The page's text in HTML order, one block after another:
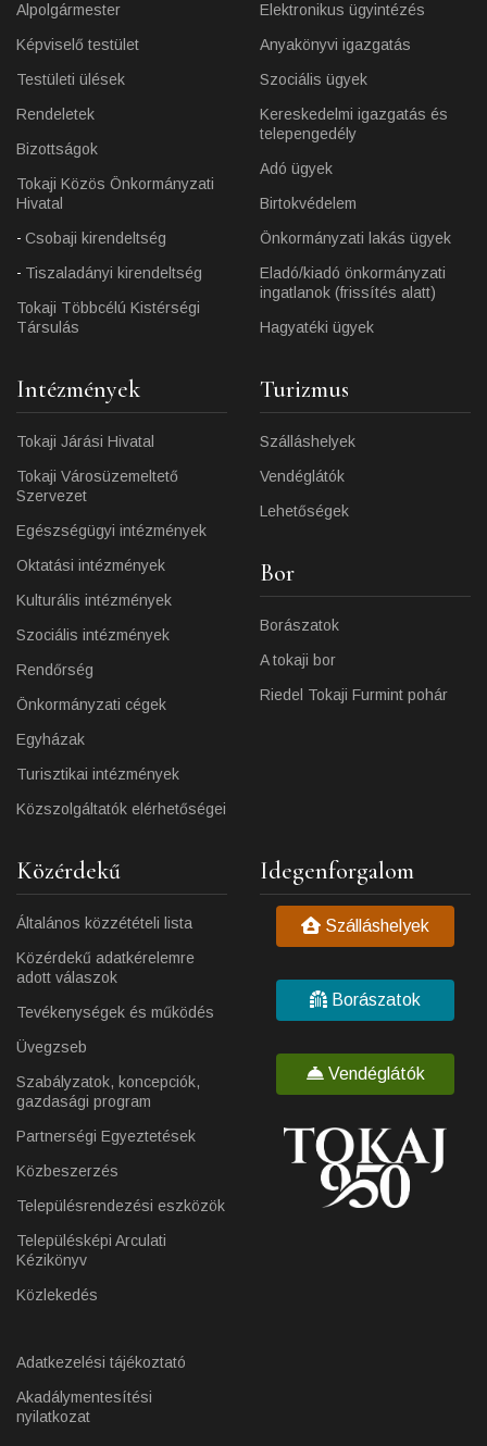
Alpolgármester
Képviselő testület
Testületi ülések
Rendeletek
Bizottságok
Tokaji Közös Önkormányzati
Hivatal
Csobaji kirendeltség
Tiszaladányi kirendeltség
Tokaji Többcélú Kistérségi
Társulás
Elektronikus ügyintézés
Anyakönyvi igazgatás
Szociális ügyek
Kereskedelmi igazgatás és
telepengedély
Adó ügyek
Birtokvédelem
Önkormányzati lakás ügyek
Eladó/kiadó önkormányzati
ingatlanok (frissítés alatt)
Hagyatéki ügyek
Intézmények
Tokaji Járási Hivatal
Tokaji Városüzemeltető
Szervezet
Egészségügyi intézmények
Oktatási intézmények
Kulturális intézmények
Szociális intézmények
Rendőrség
Önkormányzati cégek
Egyházak
Turisztikai intézmények
Közszolgáltatók elérhetőségei
Turizmus
Szálláshelyek
Vendéglátók
Lehetőségek
Bor
Borászatok
A tokaji bor
Riedel Tokaji Furmint pohár
Közérdekű
Általános közzétételi lista
Közérdekű adatkérelemre
adott válaszok
Tevékenységek és működés
Üvegzseb
Szabályzatok, koncepciók,
gazdasági program
Partnerségi Egyeztetések
Közbeszerzés
Településrendezési eszközök
Településképi Arculati
Kézikönyv
Közlekedés
Adatkezelési tájékoztató
Akadálymentesítési
nyilatkozat
Idegenforgalom
Szálláshelyek
Borászatok
Vendéglátók